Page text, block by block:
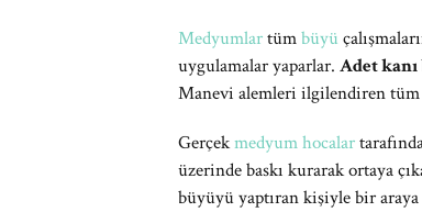
Medyumlartümbüyü
uygulamalar yaparlar. Adet
Manevi alemleri ilgilendiren tüm
Gerçekmedyum hocalar
üzerinde baskı kurarak ortaya
büyüyü yaptıran kişiyle bir